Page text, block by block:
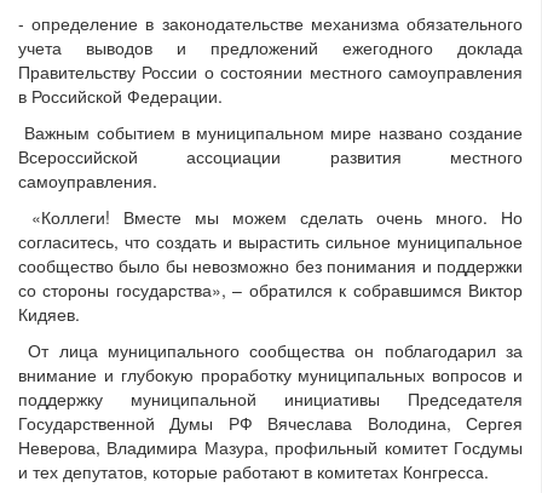
- определение в законодательстве механизма обязательного
учета выводов и предложений ежегодного доклада
Правительству России о состоянии местного самоуправления
в Российской Федерации.
Важным событием в муниципальном мире названо создание
Всероссийской ассоциации развития местного
самоуправления.
«Коллеги! Вместе мы можем сделать очень много. Но
согласитесь, что создать и вырастить сильное муниципальное
сообщество было бы невозможно без понимания и поддержки
со стороны государства», – обратился к собравшимся Виктор
Кидяев.
От лица муниципального сообщества он поблагодарил за
внимание и глубокую проработку муниципальных вопросов и
поддержку муниципальной инициативы Председателя
Государственной Думы РФ Вячеслава Володина, Сергея
Неверова, Владимира Мазура, профильный комитет Госдумы
и тех депутатов, которые работают в комитетах Конгресса.